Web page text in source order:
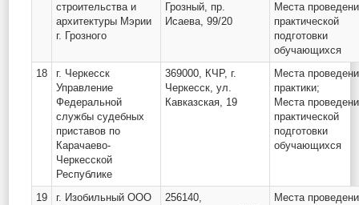
строительства и
архитектуры Мэрии
г. Грозного
Грозный, пр.
Исаева, 99/20
Места
практической
подготовки
обучающихся
18
г. Черкесск
Управление
Федеральной
службы судебных
приставов по
Карачаево-
Черкесской
Республике
369000, КЧР, г.
Черкесск, ул.
Кавказская, 19
Места
практики;
Места
практической
подготовки
обучающихся
19
г. Изобильный ООО
256140,
Места